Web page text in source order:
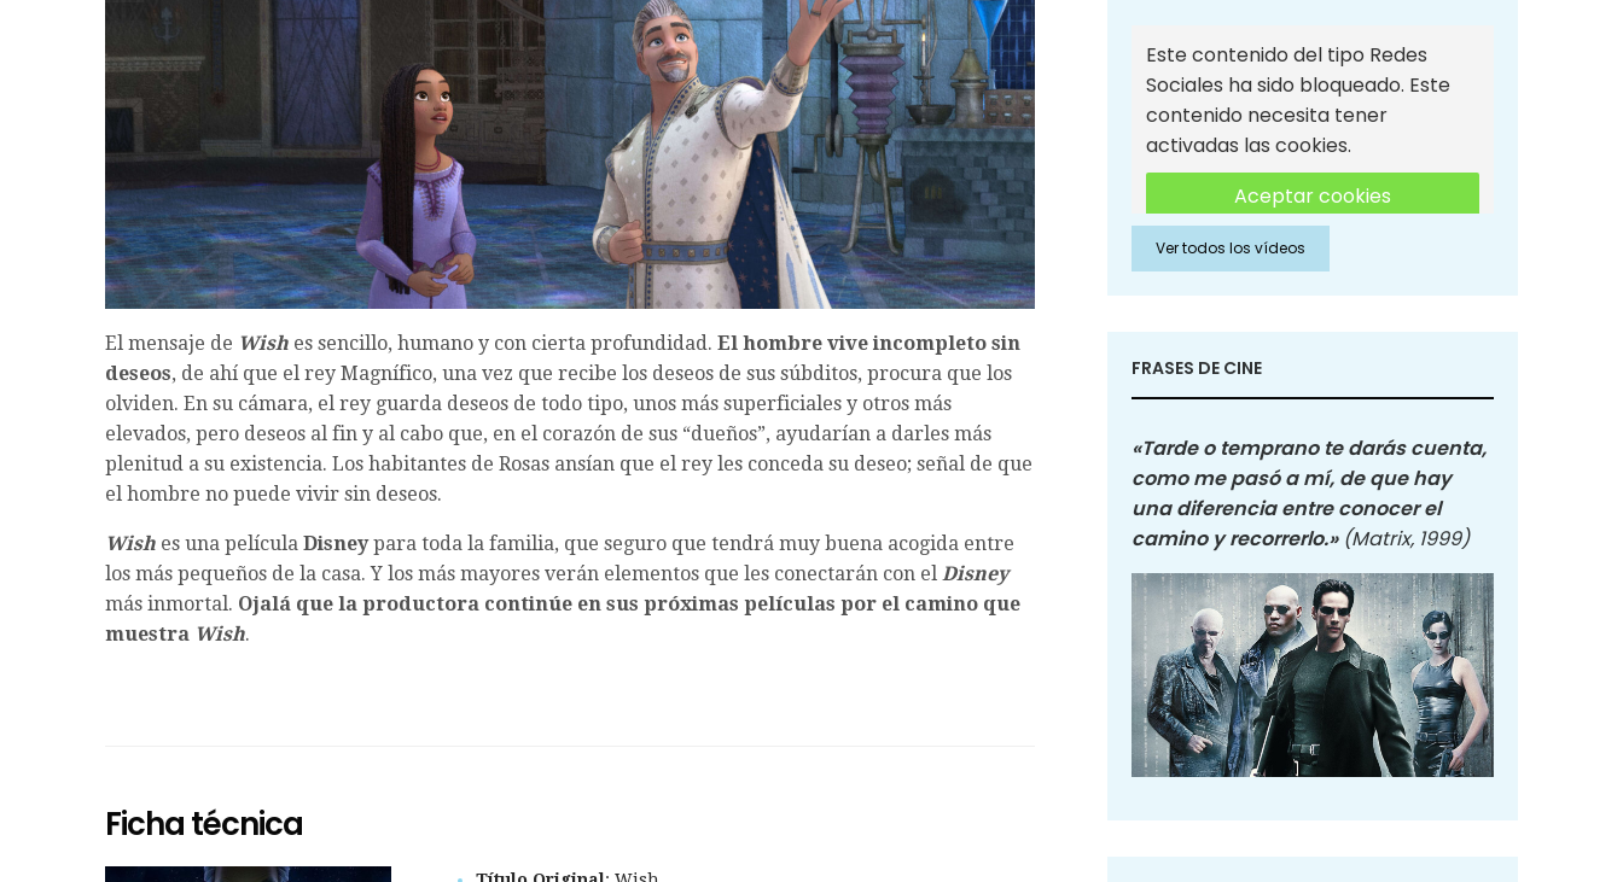
El mensaje de Wish es sencillo, humano y con cierta profundidad. El hombre vive incompleto sin
deseos, de ahí que el rey Magnífico, una vez que recibe los deseos de sus súbditos, procura que los
olviden. En su cámara, el rey guarda deseos de todo tipo, unos más superficiales y otros más
elevados, pero deseos al fin y al cabo que, en el corazón de sus “dueños”, ayudarían a darles más
plenitud a su existencia. Los habitantes de Rosas ansían que el rey les conceda su deseo; señal de que
el hombre no puede vivir sin deseos.
Wish es una película Disneypara toda la familia, que seguro que tendrá muy buena acogida entre
los más pequeños de la casa. Y los más mayores verán elementos que les conectarán con el Disney
más inmortal. Ojalá que la productora continúe en sus próximas películas por el camino que
muestra Wish.
Ficha técnica
Este contenido del tipo Redes
Sociales ha sido bloqueado. Este
contenido necesita tener
activadas las cookies.
Aceptar cookies
Aceptar cookies de Redes
Sociales
Ver todos los vídeos
FRASES DE CINE
«Tarde o temprano te darás cuenta,
como me pasó a mí, de que hay
una diferencia entre conocer el
camino y recorrerlo.» (Matrix, 1999)